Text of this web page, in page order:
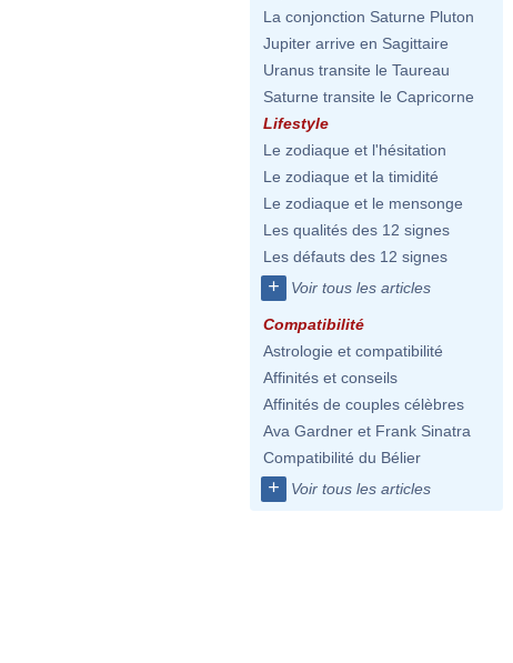
La conjonction Saturne Pluton
Jupiter arrive en Sagittaire
Uranus transite le Taureau
Saturne transite le Capricorne
Lifestyle
Le zodiaque et l'hésitation
Le zodiaque et la timidité
Le zodiaque et le mensonge
Les qualités des 12 signes
Les défauts des 12 signes
+ Voir tous les articles
Compatibilité
Astrologie et compatibilité
Affinités et conseils
Affinités de couples célèbres
Ava Gardner et Frank Sinatra
Compatibilité du Bélier
+ Voir tous les articles